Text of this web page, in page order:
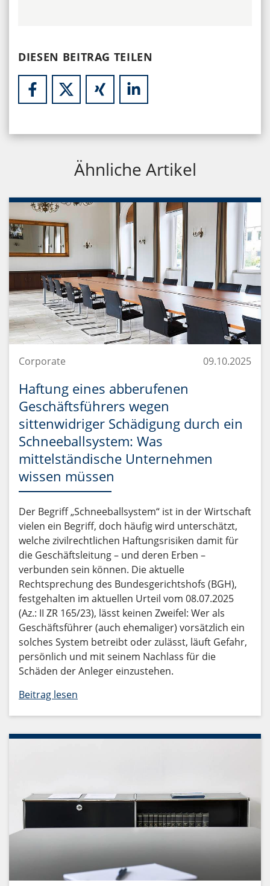
DIESEN BEITRAG TEILEN
Ähnliche Artikel
Corporate 09.10.2025
Haftung eines abberufenen
Geschäftsführers wegen
sittenwidriger Schädigung durch ein
Schneeballsystem: Was
mittelständische Unternehmen
wissen müssen
Der Begriff „Schneeballsystem“ ist in der Wirtschaft
vielen ein Begriff, doch häufig wird unterschätzt,
welche zivilrechtlichen Haftungsrisiken damit für
die Geschäftsleitung – und deren Erben –
verbunden sein können. Die aktuelle
Rechtsprechung des Bundesgerichtshofs (BGH),
festgehalten im aktuellen Urteil vom 08.07.2025
(Az.: II ZR 165/23), lässt keinen Zweifel: Wer als
Geschäftsführer (auch ehemaliger) vorsätzlich ein
solches System betreibt oder zulässt, läuft Gefahr,
persönlich und mit seinem Nachlass für die
Schäden der Anleger einzustehen.
Beitrag lesen